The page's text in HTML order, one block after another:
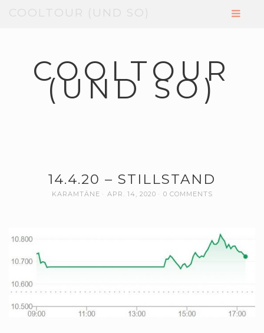
COOLTOUR (UND SO)
COOLTOUR
(UND SO)
14.4.20 – STILLSTAND
KARAMTÄNE APR. 14, 2020 0 COMMENTS